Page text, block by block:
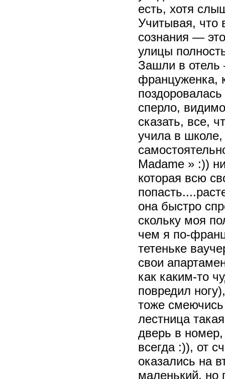
есть, хотя
Учитывая, что
сознания —
улицы
Зашли в отель
француженка,
сперло,
сказать, все,
учила в
Madame » :))
которая всю
она быстро
скольку моя
чем я по-
тетеньке
свои
как каким-то
повредил
тоже смеючись
лестница
дверь в номер,
всегда :)), от
оказались на
маленький, но